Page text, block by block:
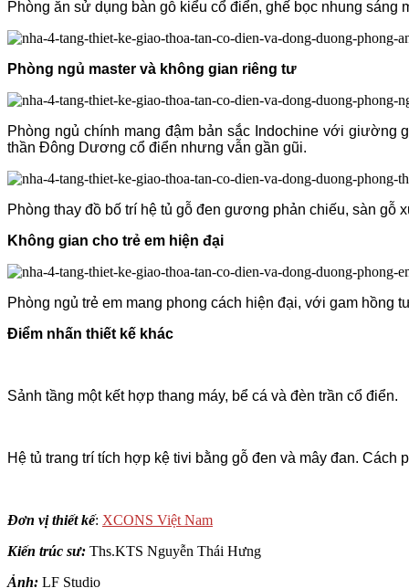
Phòng ăn sử dụng bàn gỗ kiểu cổ điển, ghế bọc nhung
Phòng ngủ master và không gian riêng tư
Phòng ngủ chính mang đậm bản sắc Indochine với giường
thần Đông Dương cổ điển nhưng vẫn gần gũi.
Phòng thay đồ bố trí hệ tủ gỗ đen gương phản chiếu, sàn gỗ
Không gian cho trẻ em hiện đại
Phòng ngủ trẻ em mang phong cách hiện đại, với gam hồng
Điểm nhấn thiết kế khác
Sảnh tầng một kết hợp thang máy, bể cá và đèn trần cổ điển.
Hệ tủ trang trí tích hợp kệ tivi bằng gỗ đen và mây đan.
Đơn vị thiết kế: XCONS Việt Nam
Kiến trúc sư: Ths.KTS Nguyễn Thái Hưng
Ảnh: LF Studio